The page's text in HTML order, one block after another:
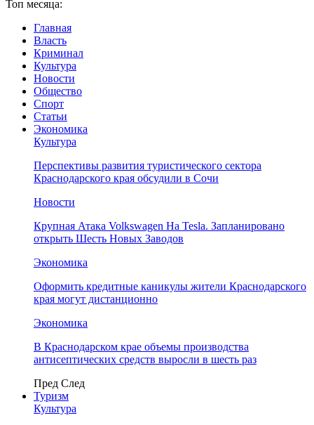
Топ месяца:
Главная
Власть
Криминал
Культура
Новости
Общество
Спорт
Статьи
Экономика
Культура
Перспективы развития туристического сектора
Краснодарского края обсудили в Сочи
Новости
Крупная Атака Volkswagen На Tesla. Запланировано
открыть Шесть Новых Заводов
Экономика
Оформить кредитные каникулы жители Краснодарского
края могут дистанционно
Экономика
В Краснодарском крае объемы производства
антисептических средств выросли в шесть раз
Пред След
Туризм
Культура